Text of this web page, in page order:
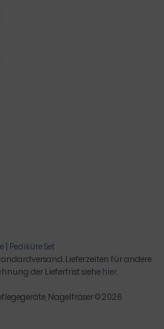
| Pediküre Set
Lieferzeiten für andere
der Lieferfrist siehehier.
Nagelfräser © 2026